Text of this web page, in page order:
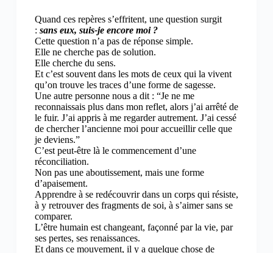
Quand ces repères s’effritent, une question surgit
: sans eux, suis-je encore moi ?
Cette question n’a pas de réponse simple.
Elle ne cherche pas de solution.
Elle cherche du sens.
Et c’est souvent dans les mots de ceux qui la vivent
qu’on trouve les traces d’une forme de sagesse.
Une autre personne nous a dit : “Je ne me
reconnaissais plus dans mon reflet, alors j’ai arrêté de
le fuir. J’ai appris à me regarder autrement. J’ai cessé
de chercher l’ancienne moi pour accueillir celle que
je deviens.”
C’est peut-être là le commencement d’une
réconciliation.
Non pas une aboutissement, mais une forme
d’apaisement.
Apprendre à se redécouvrir dans un corps qui résiste,
à y retrouver des fragments de soi, à s’aimer sans se
comparer.
L’être humain est changeant, façonné par la vie, par
ses pertes, ses renaissances.
Et dans ce mouvement, il y a quelque chose de